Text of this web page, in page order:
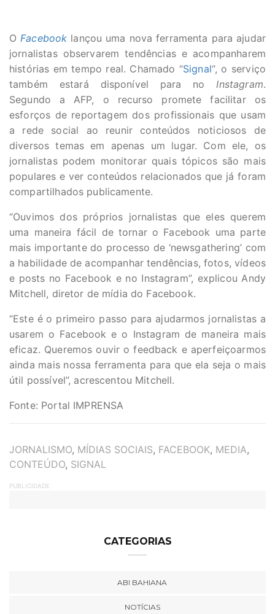
OFacebook lançou uma nova ferramenta para ajudar
jornalistas observarem tendências e acompanharem
histórias em tempo real. Chamado “Signal“, o serviço
também estará disponível para noInstagram.
Segundo a AFP, o recurso promete facilitar os
esforços de reportagem dos profissionais que usam
a rede social ao reunir conteúdos noticiosos de
diversos temas em apenas um lugar. Com ele, os
jornalistas podem monitorar quais tópicos são mais
populares e ver conteúdos relacionados que já foram
compartilhados publicamente.
“Ouvimos dos próprios jornalistas que eles querem
uma maneira fácil de tornar o Facebook uma parte
mais importante do processo de ‘newsgathering’ com
a habilidade de acompanhar tendências, fotos, vídeos
e posts no Facebook e no Instagram”, explicou Andy
Mitchell, diretor de mídia do Facebook.
“Este é o primeiro passo para ajudarmos jornalistas a
usarem o Facebook e o Instagram de maneira mais
eficaz. Queremos ouvir o feedback e aperfeiçoarmos
ainda mais nossa ferramenta para que ela seja o mais
útil possível”, acrescentou Mitchell.
Fonte: Portal IMPRENSA
TAGS
JORNALISMO, MÍDIAS SOCIAIS, FACEBOOK, MEDIA,
CONTEÚDO, SIGNAL
PUBLICIDADE
CATEGORIAS
ABI BAHIANA
NOTÍCIAS